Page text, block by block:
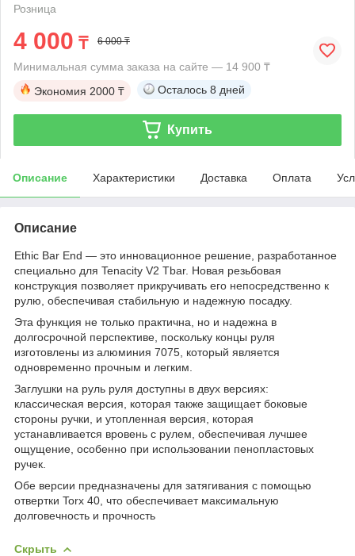
Розница
4 000 ₸ 6 000 ₸
Минимальная сумма заказа на сайте — 14 900 ₸
Экономия 2000 ₸ Осталось 8 дней
Купить
Описание Характеристики Доставка Оплата
Описание
Ethic Bar End — это инновационное решение, разработанное
специально для Tenacity V2 Tbar. Новая резьбовая
конструкция позволяет прикручивать его непосредственно к
рулю, обеспечивая стабильную и надежную посадку.
Эта функция не только практична, но и надежна в
долгосрочной перспективе, поскольку концы руля
изготовлены из алюминия 7075, который является
одновременно прочным и легким.
Заглушки на руль руля доступны в двух версиях:
классическая версия, которая также защищает боковые
стороны ручки, и утопленная версия, которая
устанавливается вровень с рулем, обеспечивая лучшее
ощущение, особенно при использовании пенопластовых
ручек.
Обе версии предназначены для затягивания с помощью
отвертки Torx 40, что обеспечивает максимальную
долговечность и прочность
Скрыть